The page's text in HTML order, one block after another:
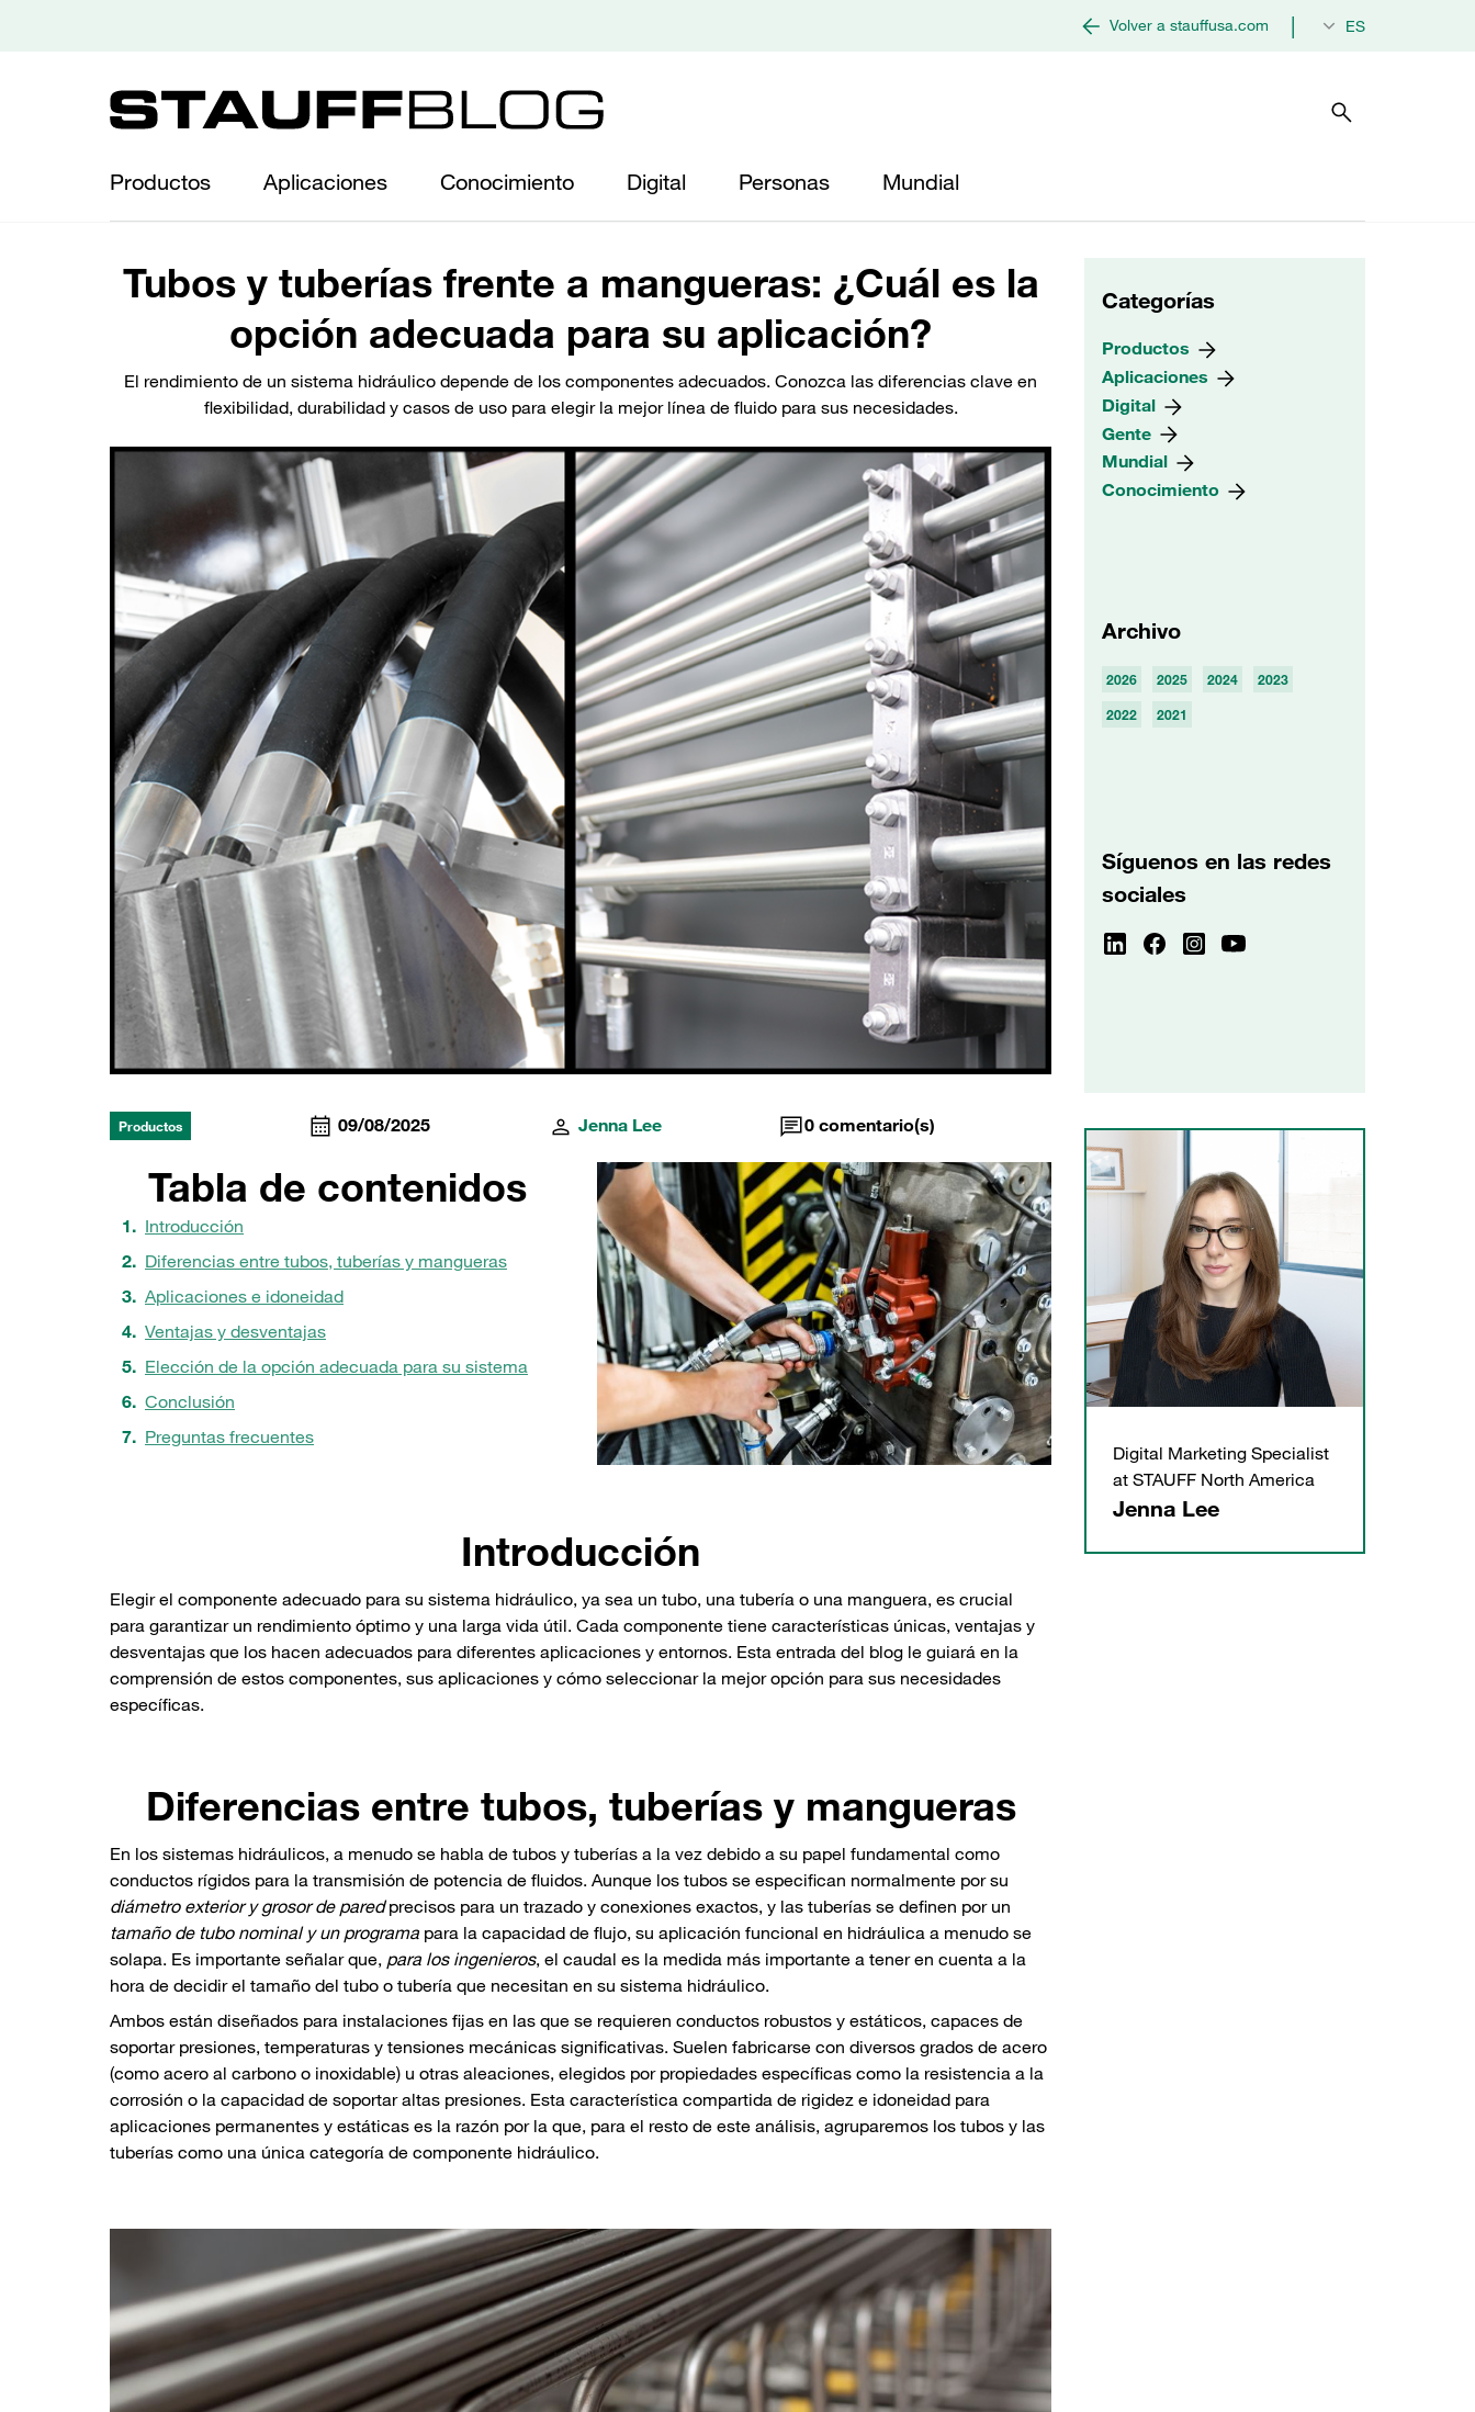
Volver a stauffusa.com ES
Productos Aplicaciones Conocimiento Digital Personas Mundial
Tubos y tuberías frente a mangueras: ¿Cuál es la
opción adecuada para su aplicación?
El rendimiento de un sistema hidráulico depende de los componentes adecuados. Conozca las diferencias clave en
flexibilidad, durabilidad y casos de uso para elegir la mejor línea de fluido para sus necesidades.
Productos 09/08/2025 Jenna Lee 0comentario(s)
Tabla de contenidos
Introducción
Diferencias entre tubos, tuberías y mangueras
Aplicaciones e idoneidad
Ventajas y desventajas
Elección de la opción adecuada para su sistema
Conclusión
Preguntas frecuentes
Introducción
Elegir el componente adecuado para su sistema hidráulico, ya sea un tubo, una tubería o una manguera, es crucial
para garantizar un rendimiento óptimo y una larga vida útil. Cada componente tiene características únicas, ventajas y
desventajas que los hacen adecuados para diferentes aplicaciones y entornos. Esta entrada del blog le guiará en la
comprensión de estos componentes, sus aplicaciones y cómo seleccionar la mejor opción para sus necesidades
específicas.
Diferencias entre tubos, tuberías y mangueras
En los sistemas hidráulicos, a menudo se habla de tubos y tuberías a la vez debido a su papel fundamental como
conductos rígidos para la transmisión de potencia de fluidos. Aunque los tubos se especifican normalmente por su
diámetro exterior y grosor de paredprecisos para un trazado y conexiones exactos, y las tuberías se definen por un
tamaño de tubo nominal y un programa para la capacidad de flujo, su aplicación funcional en hidráulica a menudo se
solapa. Es importante señalar que, para los ingenieros, el caudal es la medida más importante a tener en cuenta a la
hora de decidir el tamaño del tubo o tubería que necesitan en su sistema hidráulico.
Ambos están diseñados para instalaciones fijas en las que se requieren conductos robustos y estáticos, capaces de
soportar presiones, temperaturas y tensiones mecánicas significativas. Suelen fabricarse con diversos grados de acero
(como acero al carbono o inoxidable) u otras aleaciones, elegidos por propiedades específicas como la resistencia a la
corrosión o la capacidad de soportar altas presiones. Esta característica compartida de rigidez e idoneidad para
aplicaciones permanentes y estáticas es la razón por la que, para el resto de este análisis, agruparemos los tubos y las
tuberías como una única categoría de componente hidráulico.
Categorías
Productos
Aplicaciones
Digital
Gente
Mundial
Conocimiento
Archivo
2026 2025 2024
2023
2022
2021
Síguenos en las redes
sociales
Digital Marketing Specialist
at STAUFF North America
Jenna Lee